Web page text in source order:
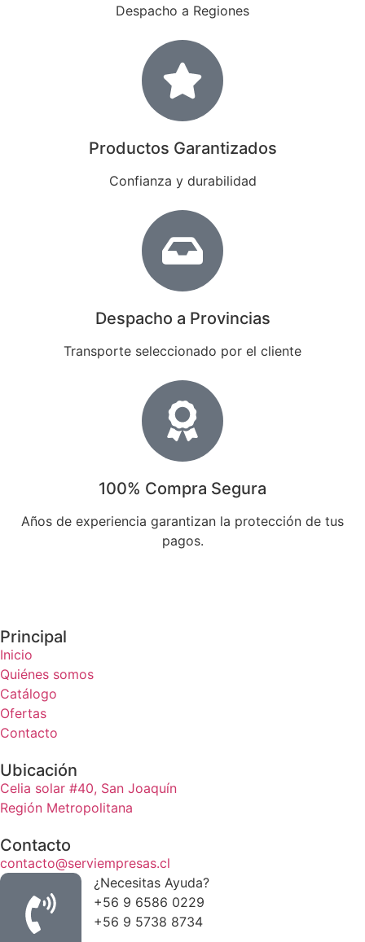
Despacho a Regiones
Productos Garantizados
Confianza y durabilidad
Despacho a Provincias
Transporte seleccionado por el cliente
100% Compra Segura
Años de experiencia garantizan la protección de tus
pagos.
Principal
Inicio
Quiénes somos
Catálogo
Ofertas
Contacto
Ubicación
Celia solar #40, San Joaquín
Región Metropolitana
Contacto
contacto@serviempresas.cl
¿Necesitas Ayuda?
+56 9 6586 0229
+56 9 5738 8734